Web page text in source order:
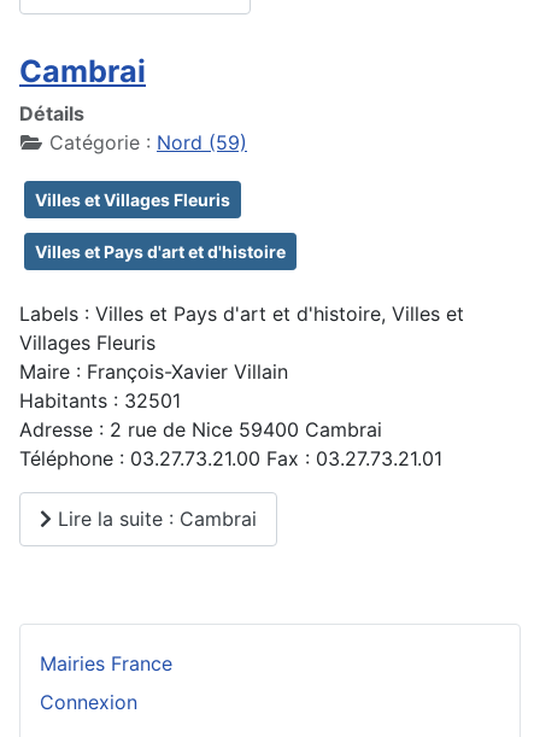
Cambrai
Détails
Catégorie : Nord (59)
Villes et Villages Fleuris
Villes et Pays d'art et d'histoire
Labels : Villes et Pays d'art et d'histoire, Villes et
Villages Fleuris
Maire : François-Xavier Villain
Habitants : 32501
Adresse : 2 rue de Nice 59400 Cambrai
Téléphone : 03.27.73.21.00 Fax : 03.27.73.21.01
Lire la suite : Cambrai
Mairies France
Connexion